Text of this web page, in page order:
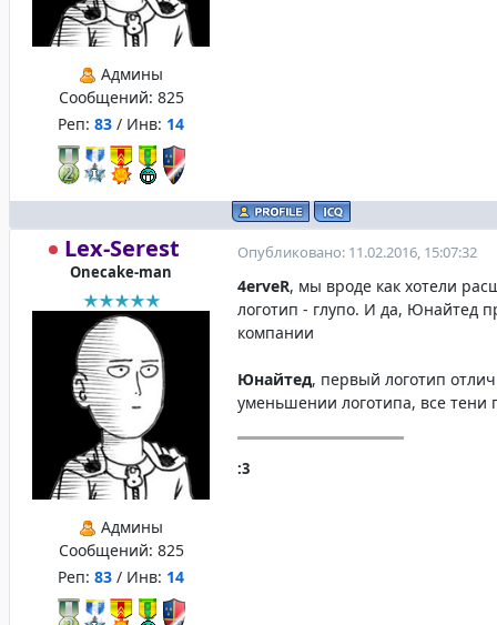
Админы
Сообщений: 825
Реп: 83 / Инв: 14
Lex-Serest
Onecake-man
Админы
Сообщений: 825
Реп: 83 / Инв: 14
Опубликовано: 11.02.2016, 15:07:32
4erveR, мы вроде как хотели
логотип - глупо. И да, Юнайтед
компании
Юнайтед, первый логотип
уменьшении логотипа, все тени
:3